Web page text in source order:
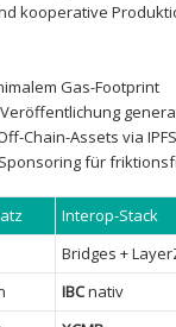
kooperative
Gas-Footprint
Chain-Assets via
für⁢
Interop-Stack
Bridges +
IBCnativ